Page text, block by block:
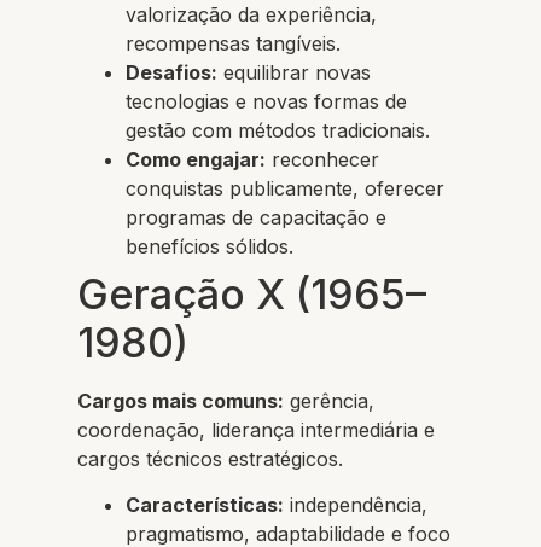
valorização da experiência,
recompensas tangíveis.
Desafios: equilibrar novas
tecnologias e novas formas de
gestão com métodos tradicionais.
Como engajar: reconhecer
conquistas publicamente, oferecer
programas de capacitação e
benefícios sólidos.
Geração X (1965–
1980)
Cargos mais comuns: gerência,
coordenação, liderança intermediária e
cargos técnicos estratégicos.
Características: independência,
pragmatismo, adaptabilidade e foco